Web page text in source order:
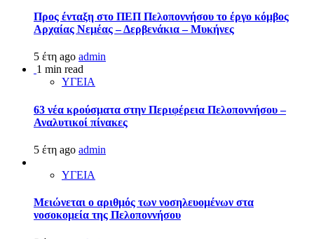
Προς ένταξη στο ΠΕΠ Πελοποννήσου το έργο κόμβος
Αρχαίας Νεμέας – Δερβενάκια – Μυκήνες
5 έτη ago admin
1 min read
ΥΓΕΙΑ
63 νέα κρούσματα στην Περιφέρεια Πελοποννήσου –
Αναλυτικοί πίνακες
5 έτη ago admin
ΥΓΕΙΑ
Μειώνεται ο αριθμός των νοσηλευομένων στα
νοσοκομεία της Πελοποννήσου